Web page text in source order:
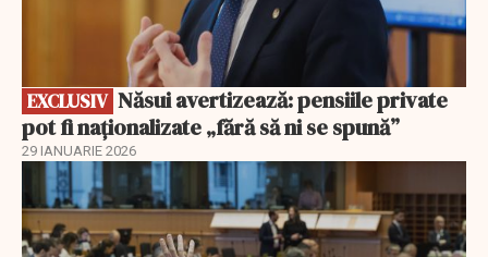
EXCLUSIV
pot fi naționalizate „fără să ni se spună”
29 IANUARIE 2026